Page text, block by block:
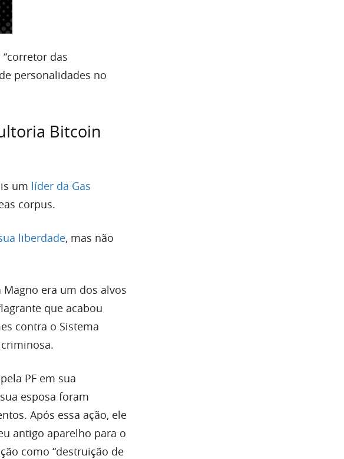
das
personalidades no
Bitcoin
um líder da Gas
corpus.
liberdade, mas não
Magno era um dos alvos
que acabou
contra o Sistema
PF em sua
esposa foram
Após essa ação, ele
antigo aparelho para o
como “destruição de